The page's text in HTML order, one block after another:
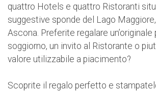
quattro Hotels e quattro Ristoranti
suggestive sponde del Lago
Ascona. Preferite regalare un’originale
soggiorno, un invito al Ristorante o
valore utilizzabile a piacimento?
Scoprite il regalo perfetto e